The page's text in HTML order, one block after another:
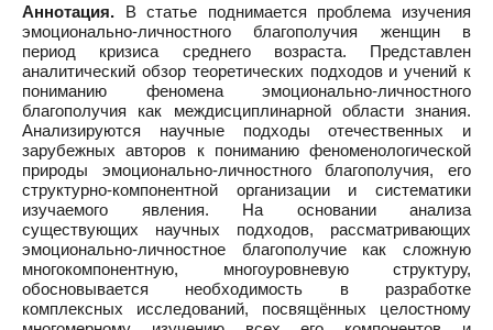
Аннотация. В статье поднимается проблема изучения
эмоционально-личностного благополучия женщин в
период кризиса среднего возраста. Представлен
аналитический обзор теоретических подходов и учений к
пониманию феномена эмоционально-личностного
благополучия как междисциплинарной области знания.
Анализируются научные подходы отечественных и
зарубежных авторов к пониманию феноменологической
природы эмоционально-личностного благополучия, его
структурно-компонентной организации и систематики
изучаемого явления. На основании анализа
существующих научных подходов, рассматривающих
эмоционально-личностное благополучие как сложную
многокомпонентную, многоуровневую структуру,
обосновывается необходимость в разработке
комплексных исследований, посвящённых целостному